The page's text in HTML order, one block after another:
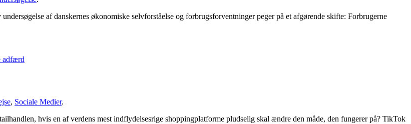
af danskernes økonomiske selvforståelse og forbrugsforventninger peger på et afgørende skifte: Forbrugerne
, Sociale Medier.
hvis en af verdens mest indflydelsesrige shoppingplatforme pludselig skal ændre den måde, den fungerer på? TikTok